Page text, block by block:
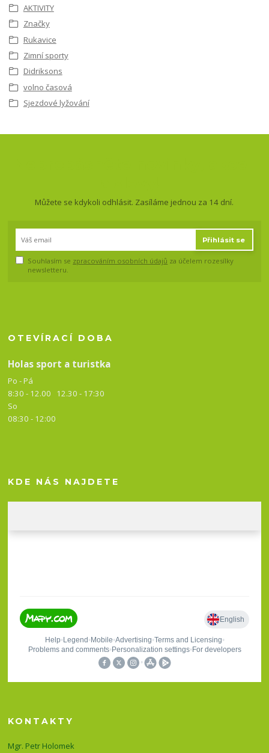
AKTIVITY
Značky
Rukavice
Zimní sporty
Didriksons
volno časová
Sjezdové lyžování
Můžete se kdykoli odhlásit. Zasíláme jednou za 14 dní.
Přihlásit se
Souhlasím se zpracováním osobních údajů za účelem rozesílky
newsletteru.
OTEVÍRACÍ DOBA
Holas sport a turistka
Po - Pá
8:30 - 12.00 12.30 - 17:30
So
08:30 - 12:00
KDE NÁS NAJDETE
KONTAKTY
Mgr. Petr Holomek